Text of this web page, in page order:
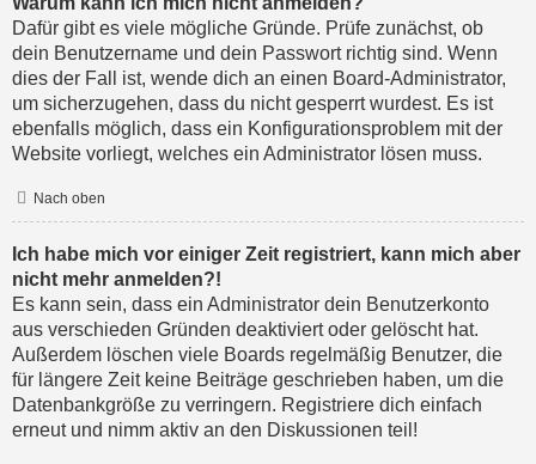
Dafür gibt es viele mögliche Gründe. Prüfe zunächst, ob
dein Benutzername und dein Passwort richtig sind. Wenn
dies der Fall ist, wende dich an einen Board-Administrator,
um sicherzugehen, dass du nicht gesperrt wurdest. Es ist
ebenfalls möglich, dass ein Konfigurationsproblem mit der
Website vorliegt, welches ein Administrator lösen muss.
Nach oben
Ich habe mich vor einiger Zeit registriert, kann mich aber
nicht mehr anmelden?!
Es kann sein, dass ein Administrator dein Benutzerkonto
aus verschieden Gründen deaktiviert oder gelöscht hat.
Außerdem löschen viele Boards regelmäßig Benutzer, die
für längere Zeit keine Beiträge geschrieben haben, um die
Datenbankgröße zu verringern. Registriere dich einfach
erneut und nimm aktiv an den Diskussionen teil!